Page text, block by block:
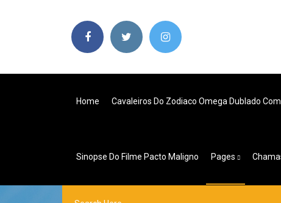
Home Cavaleiros Do Zodiaco Omega Dublado
Sinopse Do Filme Pacto Maligno Pages